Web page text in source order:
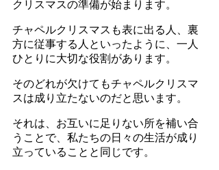
クリスマスの準備が始まります。
チャペルクリスマスも表に出る人、裏
方に従事する人といったように、一人
ひとりに大切な役割があります。
そのどれが欠けてもチャペルクリスマ
スは成り立たないのだと思います。
それは、お互いに足りない所を補い合
うことで、私たちの日々の生活が成り
立っていることと同じです。